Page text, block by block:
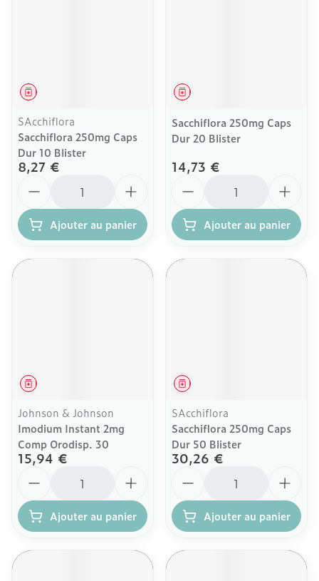
Médicament
SAcchiflora
Sacchiflora 250mg Caps
Dur 10 Blister
8,27 €
Ajouter au panier
Médicament
Sacchiflora 250mg Caps
Dur 20 Blister
14,73 €
Ajouter au panier
Médicament
Johnson & Johnson
Imodium Instant 2mg
Comp Orodisp. 30
15,94 €
Ajouter au panier
Médicament
SAcchiflora
Sacchiflora 250mg Caps
Dur 50 Blister
30,26 €
Ajouter au panier